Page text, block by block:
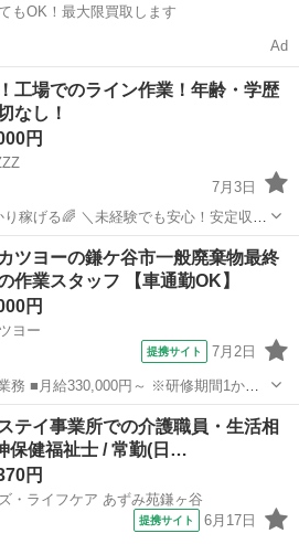
もOK！最大限買取します
Ad
工場でのライン作業！年齢・学歴
なし！
円
7月3日
稼げる🌈 ＼未経験でも安心！安定収入
です💪 ・資材の運搬・投入
ツヨーの鎌ケ谷市一般廃棄物最終
作業スタッフ 【車通勤OK】
円
ヨー
提携サイト 7月2日
務 ■月給330,000円～ ※研修期間1か
～16:30 土：9:00～15:00 休憩１時
テイ事業所での介護職員・生活相
保健福祉士 / 常勤(日…
円
・ライフケア あずみ苑鎌ヶ谷
提携サイト 6月17日